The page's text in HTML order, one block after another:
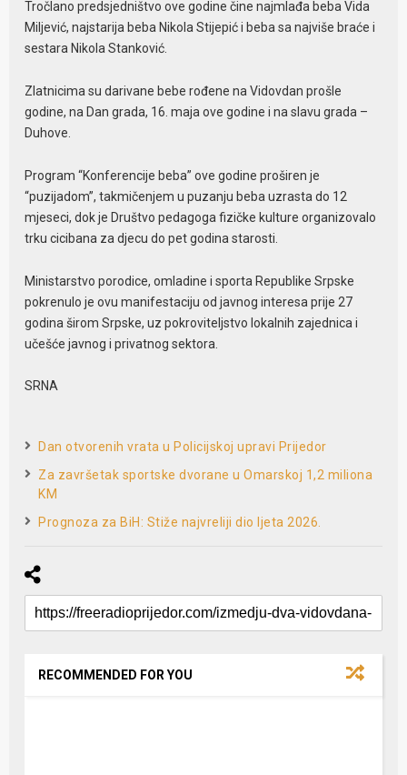
Tročlano predsjedništvo ove godine čine najmlađa beba Vida
Miljević, najstarija beba Nikola Stijepić i beba sa najviše braće i
sestara Nikola Stanković.
Zlatnicima su darivane bebe rođene na Vidovdan prošle
godine, na Dan grada, 16. maja ove godine i na slavu grada –
Duhove.
Program “Konferencije beba” ove godine proširen je
“puzijadom”, takmičenjem u puzanju beba uzrasta do 12
mjeseci, dok je Društvo pedagoga fizičke kulture organizovalo
trku cicibana za djecu do pet godina starosti.
Ministarstvo porodice, omladine i sporta Republike Srpske
pokrenulo je ovu manifestaciju od javnog interesa prije 27
godina širom Srpske, uz pokroviteljstvo lokalnih zajednica i
učešće javnog i privatnog sektora.
SRNA
Dan otvorenih vrata u Policijskoj upravi Prijedor
Za završetak sportske dvorane u Omarskoj 1,2 miliona
KM
Prognoza za BiH: Stiže najvreliji dio ljeta 2026.
RECOMMENDED FOR YOU